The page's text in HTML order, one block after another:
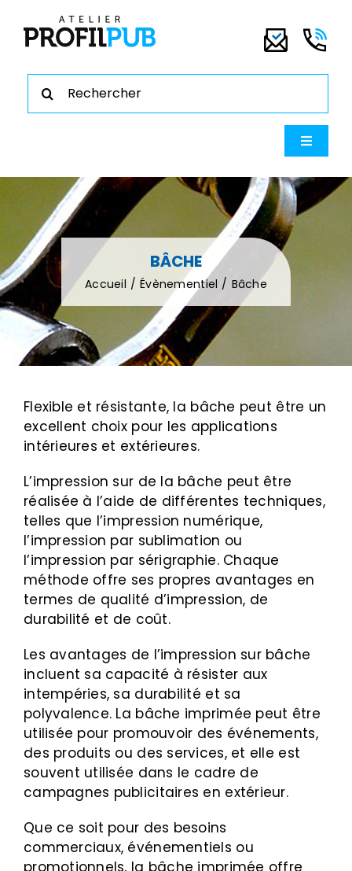
Rechercher:
bascule
ENSEIGNE
BÂCHE
Accueil Évènementiel Bâche
Flexible et résistante, la bâche peut être un
excellent choix pour les applications
intérieures et extérieures.
L’impression sur de la bâche peut être
réalisée à l’aide de différentes techniques,
telles que l’impression numérique,
l’impression par sublimation ou
l’impression par sérigraphie. Chaque
méthode offre ses propres avantages en
termes de qualité d’impression, de
durabilité et de coût.
Les avantages de l’impression sur bâche
incluent sa capacité à résister aux
intempéries, sa durabilité et sa
polyvalence. La bâche imprimée peut être
utilisée pour promouvoir des événements,
des produits ou des services, et elle est
souvent utilisée dans le cadre de
campagnes publicitaires en extérieur.
Que ce soit pour des besoins
commerciaux, événementiels ou
promotionnels, la bâche imprimée offre